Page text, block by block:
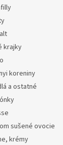
krajky
koreniny
a ostatné
sušené ovocie
krémy